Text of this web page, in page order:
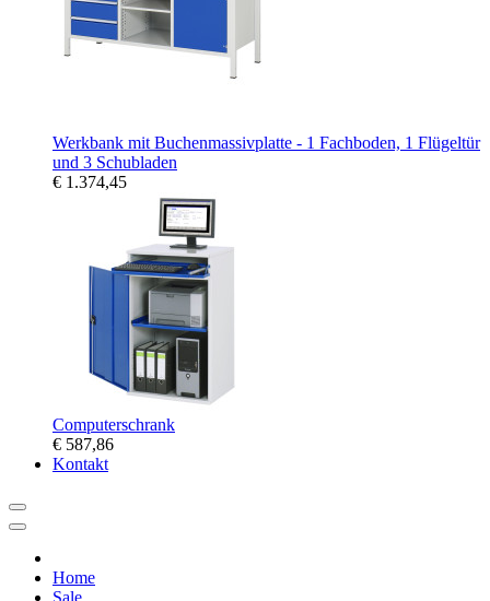
Werkbank mit Buchenmassivplatte - 1 Fachboden, 1 Flügeltür
und 3 Schubladen
€ 1.374,45
Computerschrank
€ 587,86
Kontakt
Home
Sale